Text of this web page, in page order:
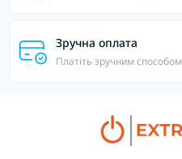
Зручна оплата
Платіть зручним способом